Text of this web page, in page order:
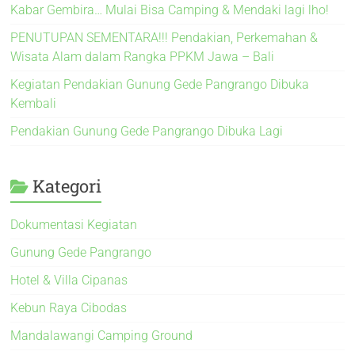
Kabar Gembira… Mulai Bisa Camping & Mendaki lagi lho!
PENUTUPAN SEMENTARA!!! Pendakian, Perkemahan &
Wisata Alam dalam Rangka PPKM Jawa – Bali
Kegiatan Pendakian Gunung Gede Pangrango Dibuka
Kembali
Pendakian Gunung Gede Pangrango Dibuka Lagi
Kategori
Dokumentasi Kegiatan
Gunung Gede Pangrango
Hotel & Villa Cipanas
Kebun Raya Cibodas
Mandalawangi Camping Ground